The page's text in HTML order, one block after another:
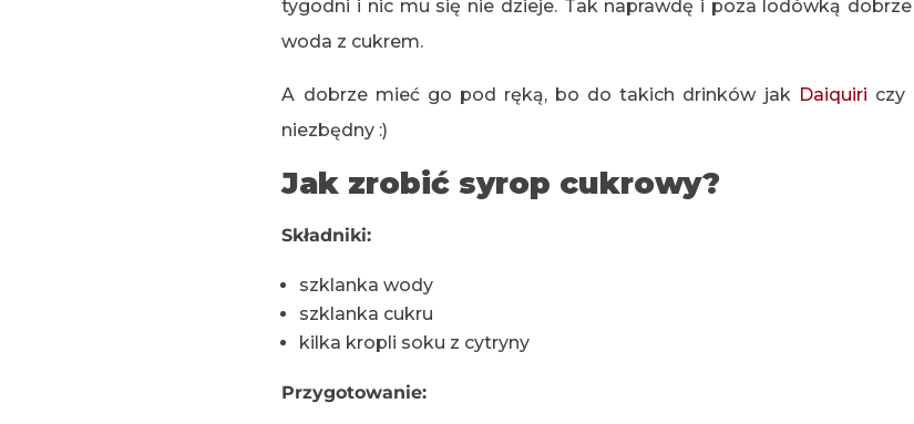
tygodni i nic mu się nie dzieje. Tak naprawdę i poza lodówką
woda z cukrem.
A dobrze mieć go pod ręką, bo do takich drinków jak Daiquiri czy
niezbędny :)
Jak zrobić syrop cukrowy?
Składniki:
szklanka wody
szklanka cukru
kilka kropli soku z cytryny
Przygotowanie: